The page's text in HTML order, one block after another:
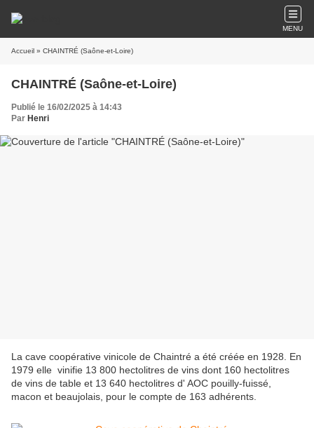
MENU
Accueil » CHAINTRÉ (Saône-et-Loire)
CHAINTRÉ (Saône-et-Loire)
Publié le 16/02/2025 à 14:43
Par Henri
La cave coopérative vinicole de Chaintré a été créée en 1928. En
1979 elle vinifie 13 800 hectolitres de vins dont 160 hectolitres
de vins de table et 13 640 hectolitres d' AOC pouilly-fuissé,
macon et beaujolais, pour le compte de 163 adhérents.